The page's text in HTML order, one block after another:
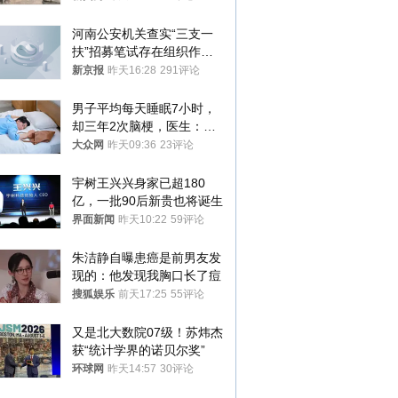
河南公安机关查实“三支一
扶”招募笔试存在组织作弊
犯罪行为
新京报 昨天16:28 291评论
男子平均每天睡眠7小时，
却三年2次脑梗，医生：这
样睡觉更伤身
大众网 昨天09:36 23评论
宇树王兴兴身家已超180
亿，一批90后新贵也将诞生
界面新闻 昨天10:22 59评论
朱洁静自曝患癌是前男友发
现的：他发现我胸口长了痘
搜狐娱乐 前天17:25 55评论
又是北大数院07级！苏炜杰
获“统计学界的诺贝尔奖”
环球网 昨天14:57 30评论